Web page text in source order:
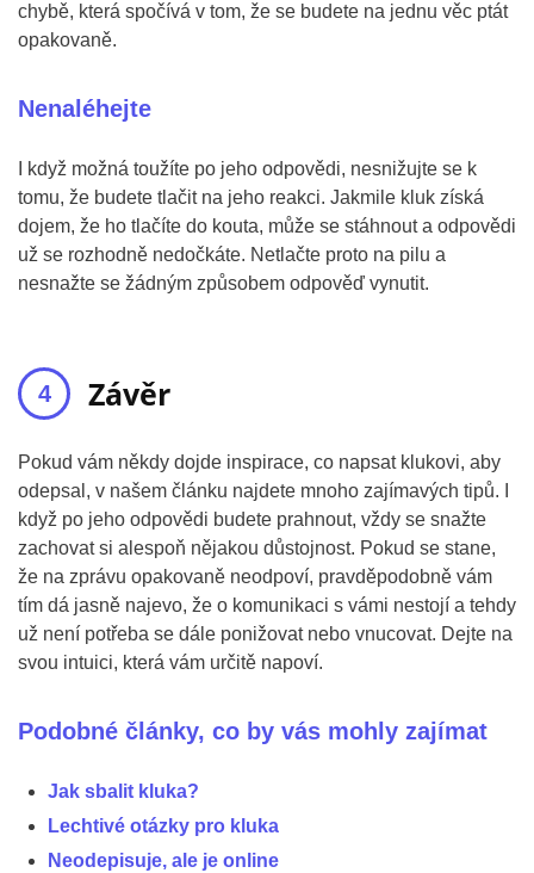
chybě, která spočívá v tom, že se budete na jednu věc ptát
opakovaně.
Nenaléhejte
I když možná toužíte po jeho odpovědi, nesnižujte se k
tomu, že budete tlačit na jeho reakci. Jakmile kluk získá
dojem, že ho tlačíte do kouta, může se stáhnout a odpovědi
už se rozhodně nedočkáte. Netlačte proto na pilu a
nesnažte se žádným způsobem odpověď vynutit.
Závěr
Pokud vám někdy dojde inspirace, co napsat klukovi, aby
odepsal, v našem článku najdete mnoho zajímavých tipů. I
když po jeho odpovědi budete prahnout, vždy se snažte
zachovat si alespoň nějakou důstojnost. Pokud se stane,
že na zprávu opakovaně neodpoví, pravděpodobně vám
tím dá jasně najevo, že o komunikaci s vámi nestojí a tehdy
už není potřeba se dále ponižovat nebo vnucovat. Dejte na
svou intuici, která vám určitě napoví.
Podobné články, co by vás mohly zajímat
Jak sbalit kluka?
Lechtivé otázky pro kluka
Neodepisuje, ale je online